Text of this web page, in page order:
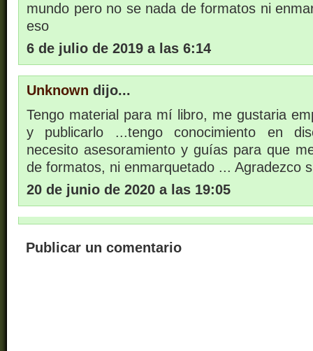
mundo pero no se nada de formatos ni
eso
6 de julio de 2019 a las 6:14
Unknown dijo...
Tengo material para mí libro, me gustaria
y publicarlo ...tengo conocimiento en
necesito asesoramiento y guías para que
de formatos, ni enmarquetado ... Agradezco
20 de junio de 2020 a las 19:05
Publicar un comentario